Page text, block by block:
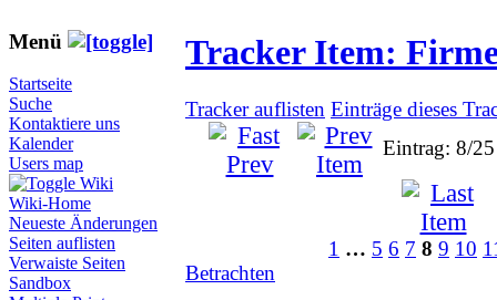
Menü
Startseite
Suche
Kontaktiere uns
Kalender
Users map
Wiki
Wiki-Home
Neueste Änderungen
Seiten auflisten
Verwaiste Seiten
Sandbox
Tracker Item:
Tracker auflisten Einträge dieses
Eintrag: 8/25
1 … 5 6 7 8 9 10
Betrachten